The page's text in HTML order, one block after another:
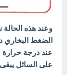
وعند هذه الحالة
الضغط البخاري
عند درجة حرارة
على السائل